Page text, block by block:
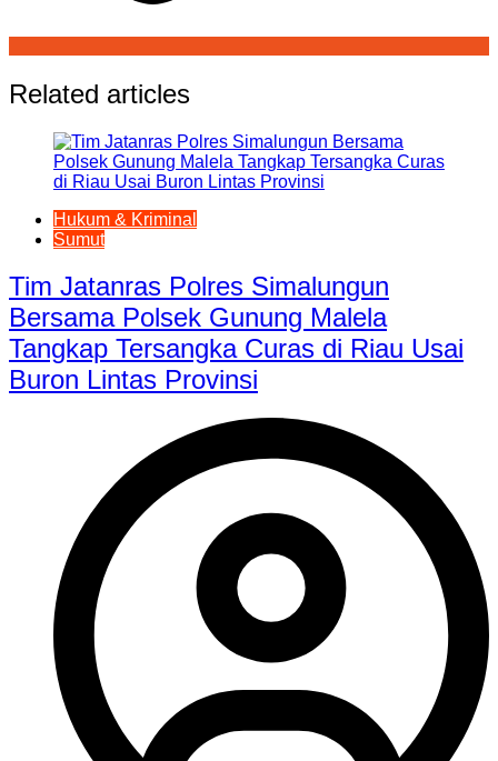
Related articles
Hukum & Kriminal
Sumut
Tim Jatanras Polres Simalungun
Bersama Polsek Gunung Malela
Tangkap Tersangka Curas di Riau Usai
Buron Lintas Provinsi